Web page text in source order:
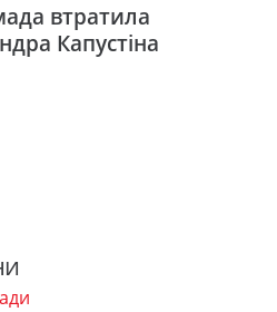
втратила
Капустіна